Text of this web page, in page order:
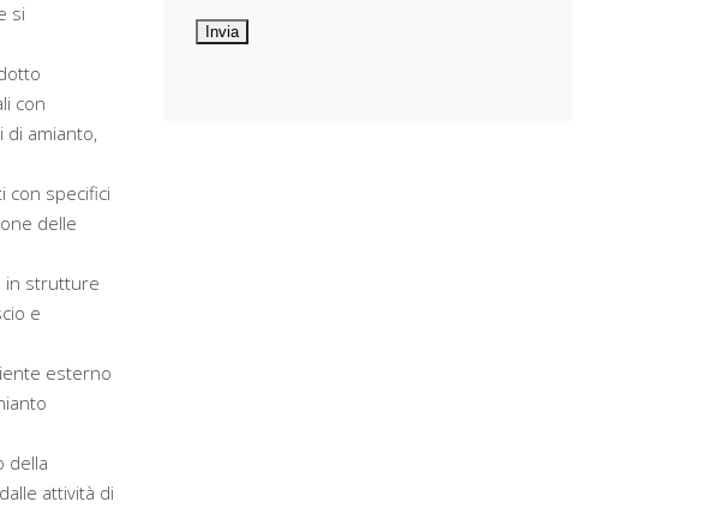
si
con
amianto,
con specifici
delle
in strutture
e
esterno
della
attività di
riferibili direttamente od indirettamente al
suo rapporto con la ditta scrivente, per il